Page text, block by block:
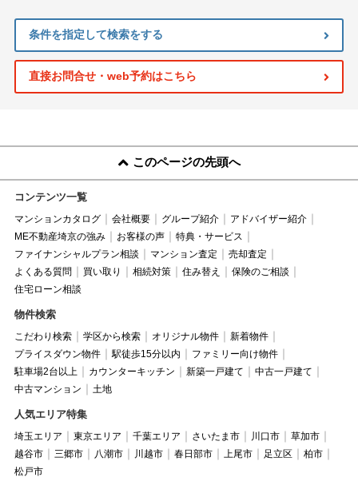
条件を指定して検索をする
直接お問合せ・web予約はこちら
このページの先頭へ
コンテンツ一覧
マンションカタログ 会社概要 グループ紹介
アドバイザー紹介
ME不動産埼京の強み
お客様の声
特典・サービス
ファイナンシャルプラン相談
マンション査定
売却査定
よくある質問
買い取り 相続対策 住み替え
保険のご相談
住宅ローン相談
物件検索
こだわり検索 学区から検索 オリジナル物件
新着物件
プライスダウン物件
駅徒歩15分以内
ファミリー向け物件
駐車場2台以上
カウンターキッチン 新築一戸建て
中古一戸建て
中古マンション
土地
人気エリア特集
埼玉エリア 東京エリア 千葉エリア さいたま市 川口市
草加市
越谷市
三郷市 八潮市 川越市 春日部市 上尾市 足立区
柏市
松戸市